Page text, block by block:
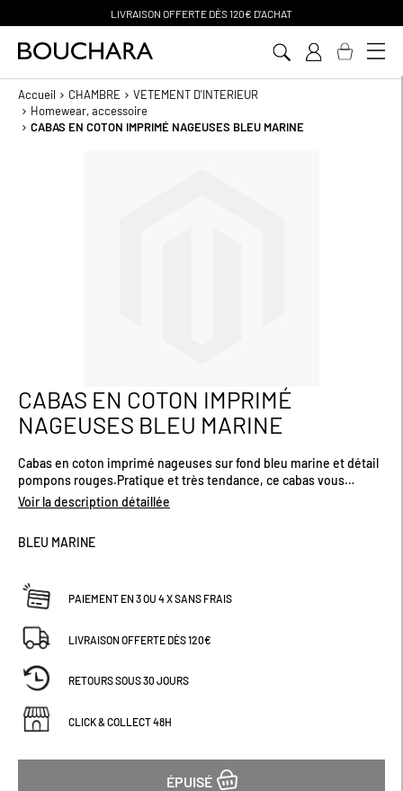
ÈS 120€ D'ACHAT
Accueil CHAMBRE
VETEMENT D'INTERIEUR
Homewear, accessoire
CABAS EN COTON IMPRIMÉ NAGEUSES BLEU MARINE
Passer
au
début
la
Galerie
d’images
CABAS EN COTON IMPRIMÉ
NAGEUSES BLEU MARINE
Cabas en coton imprimé nageuses sur fond bleu marine et détail
pompons rouges.Pratique et très tendance, ce cabas vous
accompagnera tout l'été.Dimensions (cm) : H40 x L50 x D15
Voir la description détaillée
BLEU MARINE
PAIEMENT EN 3 OU 4 X SANS FRAIS
LIVRAISON OFFERTE DÈS 120€
RETOURS SOUS 30 JOURS
CLICK & COLLECT 48H
ÉPUISÉ